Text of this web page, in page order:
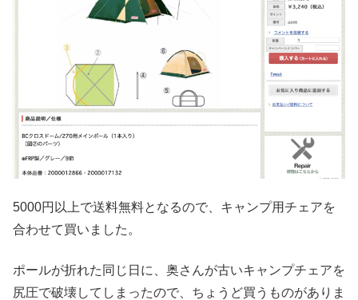
5000円以上で送料無料となるので、キャンプ用チェアを
合わせて買いました。
ポールが折れた同じ日に、奥さんが古いキャンプチェアを
尻圧で破壊してしまったので、ちょうど買うものがありま